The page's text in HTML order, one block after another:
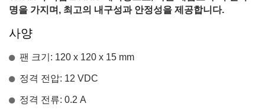
명을 가지며, 최고의 내구성과 안정성을 제공합니다.
사양
팬 크기: 120 x 120 x 15 mm
정격 전압: 12 VDC
정격 전류: 0.2 A